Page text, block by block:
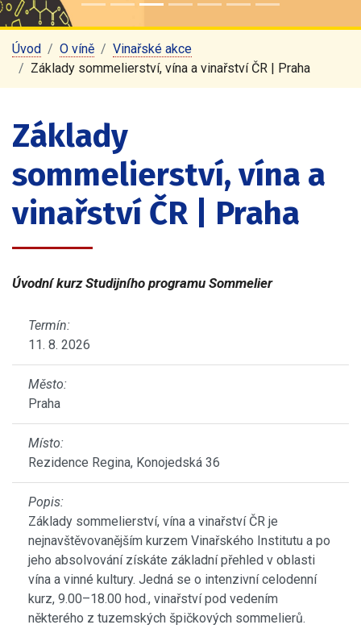
Úvod O víně
Vinařské akce
Základy sommelierství, vína a vinařství ČR | Praha
Základy
sommelierství, vína a
vinařství ČR | Praha
Úvodní kurz Studijního programu Sommelier
Termín:
11. 8. 2026
Město:
Praha
Místo:
Rezidence Regina, Konojedská 36
Popis:
Základy sommelierství, vína a vinařství ČR je
nejnavštěvovanějším kurzem Vinařského Institutu a po
jeho absolvování získáte základní přehled v oblasti
vína a vinné kultury. Jedná se o intenzivní celodenní
kurz, 9.00–18.00 hod., vinařství pod vedením
některého z tuzemských špičkových sommelierů.